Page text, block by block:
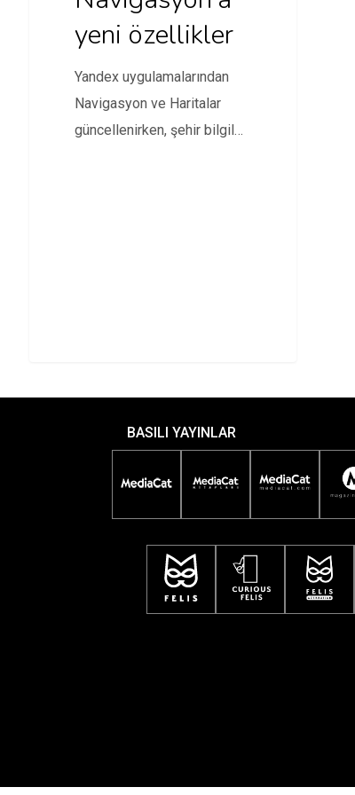
yeni özellikler
Yandex uygulamalarından
Navigasyon ve Haritalar
güncellenirken, şehir bilgileri
BASILI YAYINLAR